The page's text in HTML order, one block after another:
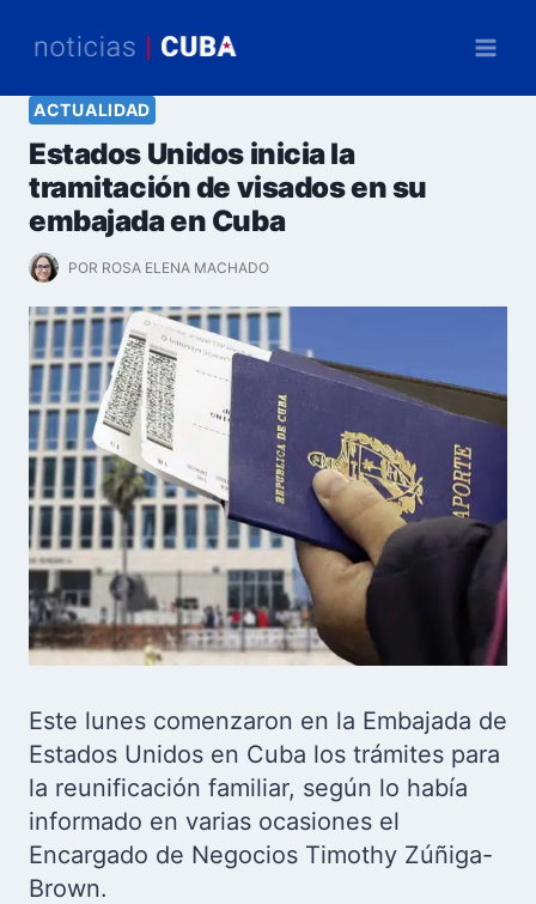
ACTUALIDAD
Estados Unidos inicia la
tramitación de visados en su
embajada en Cuba
POR ROSA ELENA MACHADO
Este lunes comenzaron en la Embajada de
Estados Unidos en Cuba los trámites para
la reunificación familiar, según lo había
informado en varias ocasiones el
Encargado de Negocios Timothy Zúñiga-
Brown.